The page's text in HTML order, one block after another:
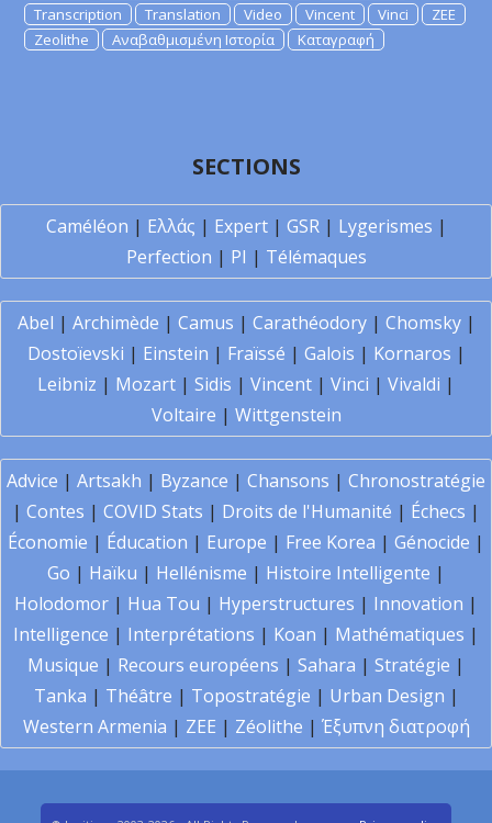
Transcription
Translation Video Vincent Vinci
ZEE
Zeolithe
Αναβαθμισμένη Ιστορία Καταγραφή
SECTIONS
Caméléon | Ελλάς | Expert| GSR| Lygerismes |
Perfection | PI | Télémaques
Abel | Archimède | Camus | Carathéodory| Chomsky|
Dostoïevski | Einstein | Fraïssé | Galois | Kornaros |
Leibniz | Mozart | Sidis | Vincent | Vinci | Vivaldi |
Voltaire | Wittgenstein
Advice | Artsakh | Byzance | Chansons | Chronostratégie
| Contes | COVID Stats | Droits de l'Humanité | Échecs |
Économie | Éducation | Europe | Free Korea | Génocide |
Go | Haïku | Hellénisme | Histoire Intelligente |
Holodomor | Hua Tou | Hyperstructures | Innovation |
Intelligence | Interprétations | Koan | Mathématiques |
Musique | Recours européens | Sahara | Stratégie |
Tanka | Théâtre | Topostratégie | Urban Design |
Western Armenia | ZEE | Zéolithe | Έξυπνη διατροφή